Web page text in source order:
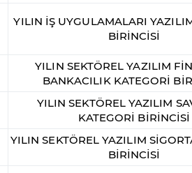
YILIN İŞ UYGULAMALARI
BİRİNCİSİ
YILIN SEKTÖREL YAZILIM
BANKACILIK KATEGORİ
YILIN SEKTÖREL YAZILIM
KATEGORİ BİRİNCİSİ
YILIN SEKTÖREL YAZILIM
BİRİNCİSİ